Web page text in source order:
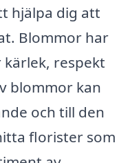
hjälpa dig att
Blommor har
respekt
blommor kan
och till den
florister som